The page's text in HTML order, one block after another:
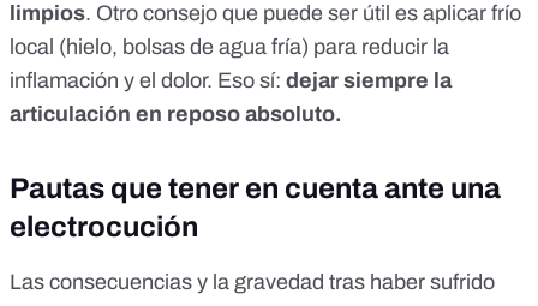
limpios. Otro consejo que puede ser útil es aplicar frío
local (hielo, bolsas de agua fría) para reducir la
inflamación y el dolor. Eso sí: dejar siempre la
articulación en reposo absoluto.
Pautas que tener en cuenta ante una
electrocución
Las consecuencias y la gravedad tras haber sufrido